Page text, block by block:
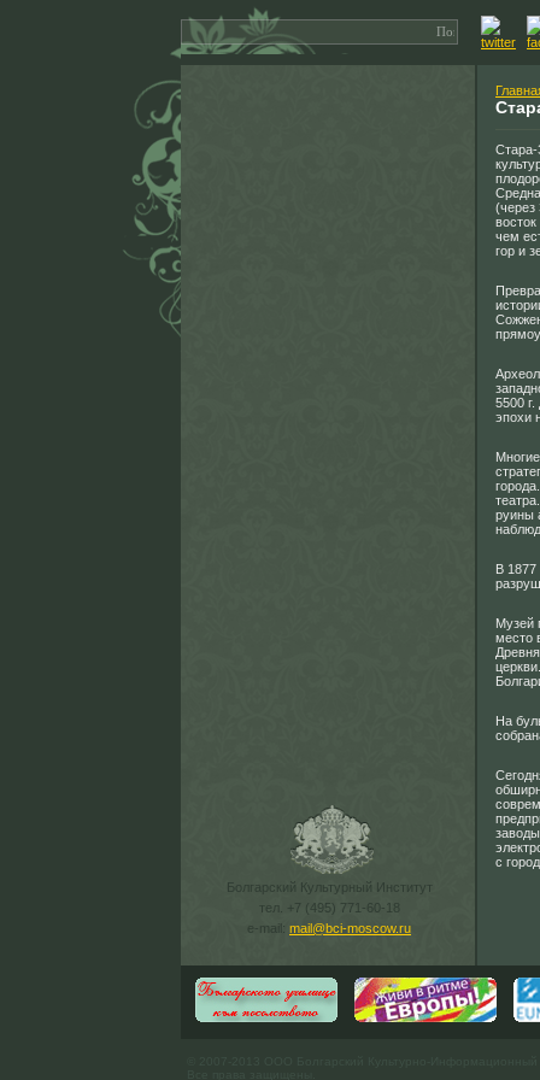
Болгарский Культурный Институт
тел. +7 (495) 771-60-18
e-mail: mail@bci-moscow.ru
Стара-
(через
чем
гор и
5500
эпохи
руины
В 1877
Музей
место
На
с